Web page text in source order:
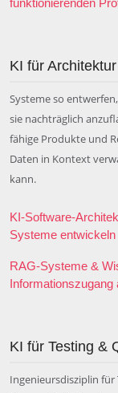
funktionierenden
KI für
Systeme so
sie nachträglich
fähige Produkte und
Daten in Kontext
kann.
KI-Software-
Systeme entwickeln
RAG-Systeme &
Informationszugang
KI für Testing &
Ingenieursdisziplin für